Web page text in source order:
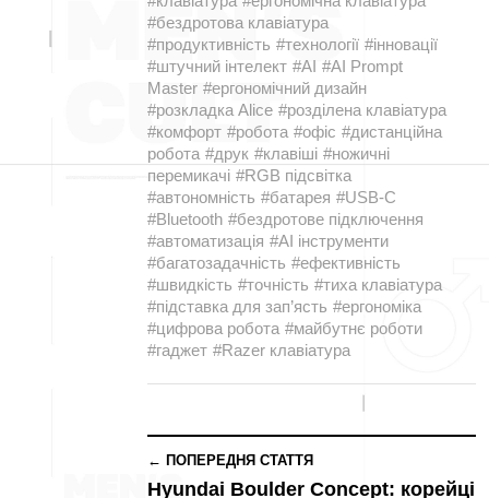
#бездротова клавіатура
#продуктивність #технології #інновації
#штучний інтелект #AI #AI Prompt
Master #ергономічний дизайн
#розкладка Alice #розділена клавіатура
#комфорт #робота #офіс #дистанційна
робота #друк #клавіші #ножичні
перемикачі #RGB підсвітка
#автономність #батарея #USB-C
#Bluetooth #бездротове підключення
#автоматизація #AI інструменти
#багатозадачність #ефективність
#швидкість #точність #тиха клавіатура
#підставка для зап’ясть #ергономіка
#цифрова робота #майбутнє роботи
#гаджет #Razer клавіатура
← ПОПЕРЕДНЯ СТАТТЯ
Hyundai Boulder Concept: корейці